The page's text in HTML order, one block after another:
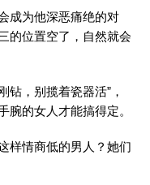
成为他深恶痛绝的对
的位置空了，自然就会
钻，别揽着瓷器活”，
腕的女人才能搞得定。
样情商低的男人？她们